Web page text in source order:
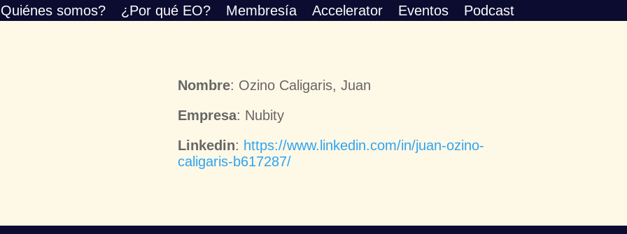
somos? ¿Por qué EO? Membresía Accelerator Eventos Podcast
Nombre: Ozino Caligaris, Juan
Empresa: Nubity
Linkedin: https://www.linkedin.com/in/juan-ozino-
caligaris-b617287/